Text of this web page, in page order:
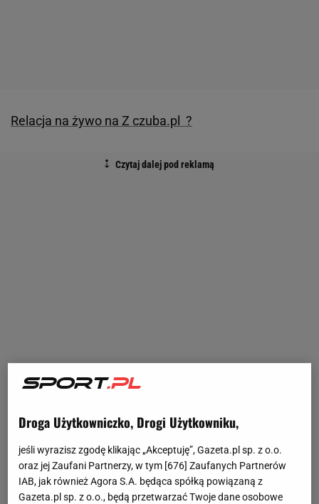
Relacja na żywo na Z czuba.pl ?
Droga Użytkowniczko, Drogi Użytkowniku,
jeśli wyrazisz zgodę klikając „Akceptuję”, Gazeta.pl sp. z o.o.
oraz jej Zaufani Partnerzy, w tym [676] Zaufanych Partnerów
IAB, jak również Agora S.A. będąca spółką powiązaną z
Gazeta.pl sp. z o.o., będą przetwarzać Twoje dane osobowe